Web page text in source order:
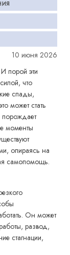
10 июня 2026
порой эти
что
спады,
может стать
порождает
моменты
опираясь на
самопомощь.
Он может
развод,
стагнации,